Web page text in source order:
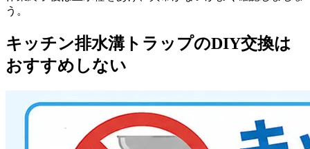
う。
キッチン排水溝トラップのDIY交換は
おすすめしない